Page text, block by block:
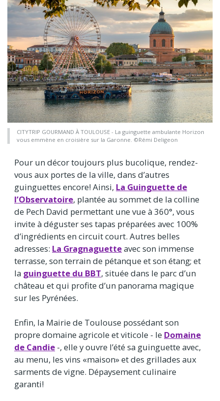
CITYTRIP GOURMAND À TOULOUSE - La guinguette ambulante Horizon
vous emmène en croisière sur la Garonne. ©Rémi Deligeon
Pour un décor toujours plus bucolique, rendez-
vous aux portes de la ville, dans d’autres
guinguettes encore! Ainsi, La Guinguette de
l’Observatoire, plantée au sommet de la colline
de Pech David permettant une vue à 360°, vous
invite à déguster ses tapas préparées avec 100%
d’ingrédients en circuit court. Autres belles
adresses: La Gragnaguetteavec son immense
terrasse, son terrain de pétanque et son étang; et
la guinguette du BBT, située dans le parc d’un
château et qui profite d’un panorama magique
sur les Pyrénées.
Enfin, la Mairie de Toulouse possédant son
propre domaine agricole et viticole - le Domaine
de Candie -, elle y ouvre l’été sa guinguette avec,
au menu, les vins «maison» et des grillades aux
sarments de vigne. Dépaysement culinaire
garanti!